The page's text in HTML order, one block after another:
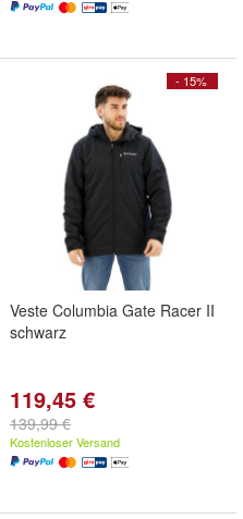
- 15%
Veste Columbia Gate Racer II
schwarz
119,45 €
139,99 €
Kostenloser Versand